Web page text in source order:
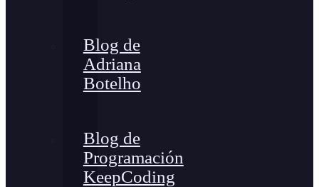
Blog de
Adriana
Botelho
Blog de
Programación
KeepCoding